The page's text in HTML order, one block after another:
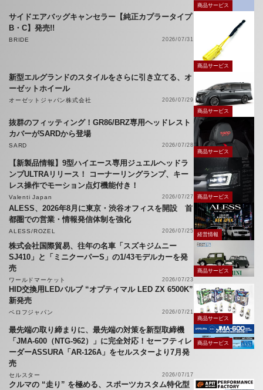
商品サービス
サイドエアバッグキャンセラー【純正カプラータイプ
B・C】発売!!
BRIDE 2026/07/31
商品サービス
新型エルグランドのスタイルをさらに引き立てる、オ
ーゼットホイール
オーゼットジャパン株式会社
2026/07/29
商品サービス
抜群のフィッティング！GR86/BRZ専用ヘッドレスト
カバーがSARDから登場
SARD
2026/07/28
商品サービス
【新製品情報】9型ハイエース専用ジュエルヘッドラ
ンプULTRAリリース！ コーナーリングランプ、キー
レス操作でモーション点灯機能付き！
Valenti Japan 2026/07/27 商品サービス
ALESS、2026年8月に東京・渋谷オフィスを開設 首
都圏での営業・情報発信体制を強化
ALESS/ROZEL 2026/07/25
経営情報
株式会社国際貿易、往年の名車「スズキジムニー
SJ410」と「ミニクーパーS」の1/43モデルカーを発
売
ワールドマーケット 2026/07/23
商品サービス
HID交換用LEDバルブ “オプティマル LED ZX 6500K”
新発売
ベロフジャパン
2026/07/21
商品サービス
最先端の取り締まりに、最先端の対策を新型取締機
「JMA-600（NTG-962）」に完全対応！セーフティレ
ーダーASSURA「AR-126A」をセルスターより7月発
売
セルスター 2026/07/17
商品サービス
クルマの “走り” を極める、スポーツカスタム特化型